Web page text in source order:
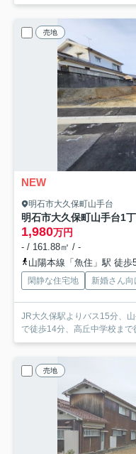
売地
NEW
明石市大久保町山手台
1,980万円
- / 161.88㎡ / -
山陽本線「魚住」駅 徒歩
閑静な住宅地 新婚さん向
JR大久保駅よりバス15分、
で徒歩14分、高丘中学校ま
売地